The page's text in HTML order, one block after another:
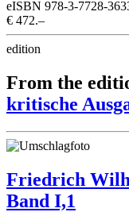
eISBN 978-3-7728-
€ 472.–
edition
From the
kritische
Friedrich
Band I,1